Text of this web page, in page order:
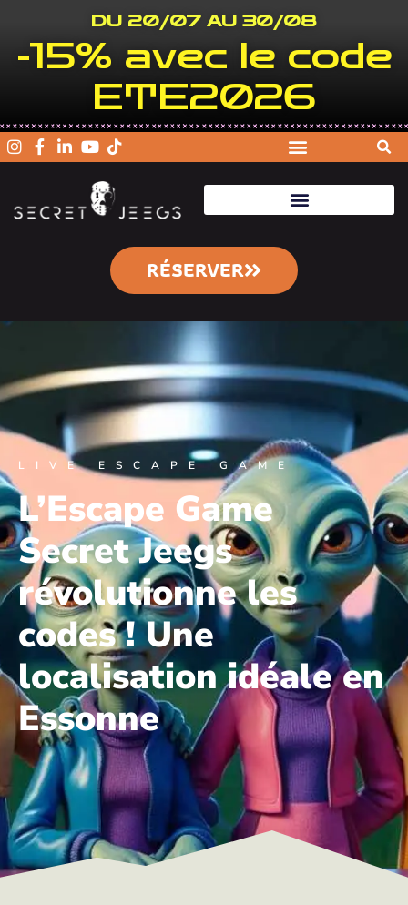
DU 20/07 AU 30/08
-15% avec le code
ETE2026
RÉSERVER
LIVE ESCAPE GAME
L’Escape Game
Secret Jeegs
révolutionne les
codes ! Une
localisation idéale en
Essonne